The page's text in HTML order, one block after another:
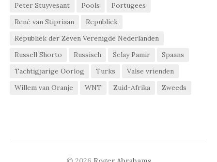
Peter Stuyvesant
Pools
Portugees
René van Stipriaan
Republiek
Republiek der Zeven Verenigde Nederlanden
Russell Shorto
Russisch Selay Pamir
Spaans
Tachtigjarige Oorlog
Turks
Valse vrienden
Willem van Oranje
WNT Zuid-Afrika Zweeds